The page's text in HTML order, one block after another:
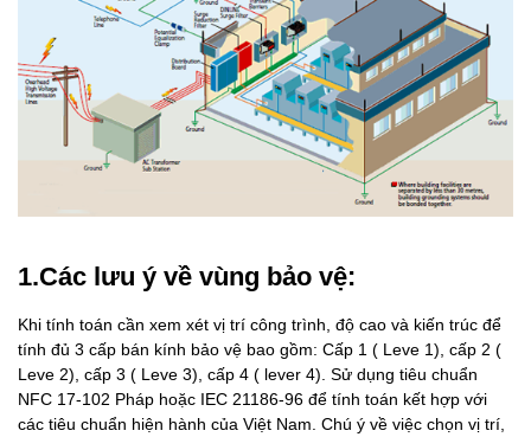
1.Các lưu ý về vùng bảo vệ:
Khi tính toán cần xem xét vị trí công trình, độ cao và kiến trúc để
tính đủ 3 cấp bán kính bảo vệ bao gồm: Cấp 1 ( Leve 1), cấp 2 (
Leve 2), cấp 3 ( Leve 3), cấp 4 ( lever 4). Sử dụng tiêu chuẩn
NFC 17-102 Pháp hoặc IEC 21186-96 để tính toán kết hợp với
các tiêu chuẩn hiện hành của Việt Nam. Chú ý về việc chọn vị trí,